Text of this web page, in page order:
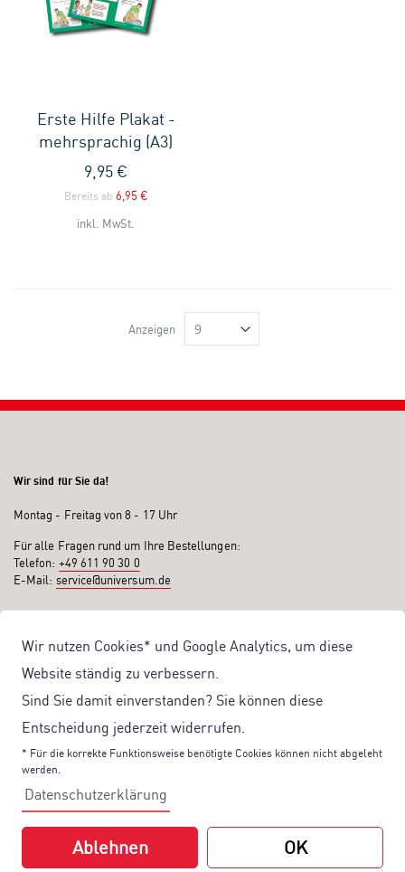
Wir nutzen Cookies* und Google Analytics, um diese
Website ständig zu verbessern.
Sind Sie damit einverstanden? Sie können diese
Entscheidung jederzeit widerrufen.
* Für die korrekte Funktionsweise benötigte Cookies können nicht abgeleht
werden.
Datenschutzerklärung
Ablehnen OK
Erste Hilfe Plakat -
mehrsprachig (A3)
9,95 €
Bereits ab 6,95 €
inkl. MwSt.
Anzeigen
Wir sind für Sie da!
Montag - Freitag von 8 - 17 Uhr
Für alle Fragen rund um Ihre Bestellungen:
Telefon: +49 611 90 30 0
E-Mail: service@universum.de
Kostenloser Versand ab 50€ Bestellwert
Sicher Einkaufen: Rechnung, PayPal
Produktentwicklung von eigener Fachredaktion
Sonderaktionen & Preisvorteile
Aktuelle News zu unseren Shop-Angeboten
Mit unserem Newsletter UV-Report informieren wir Sie regelmäßig über
aktuelle Angebote und neue Produkte:
geht es zu unserem Newsletter.